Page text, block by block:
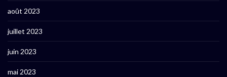
août 2023
juillet 2023
juin 2023
mai 2023